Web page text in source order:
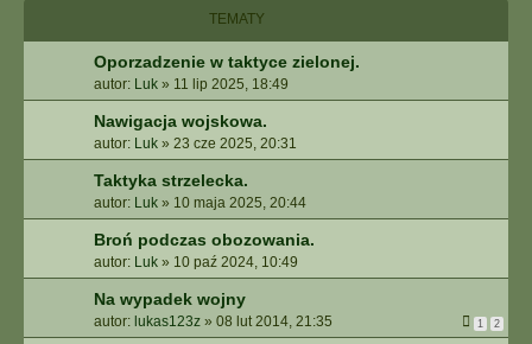
A
A
W
A
N
S
O
W
A
N
TEMATY
Oporzadzenie w taktyce zielonej.
autor: Luk » 11 lip 2025, 18:49
Nawigacja wojskowa.
autor: Luk » 23 cze 2025, 20:31
Taktyka strzelecka.
autor: Luk » 10 maja 2025, 20:44
Broń podczas obozowania.
autor: Luk » 10 paź 2024, 10:49
Na wypadek wojny
autor: lukas123z » 08 lut 2014, 21:35 1 2